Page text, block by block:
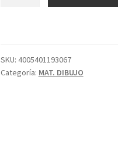
cantidad
SKU: 4005401193067
Categoría: MAT. DIBUJO